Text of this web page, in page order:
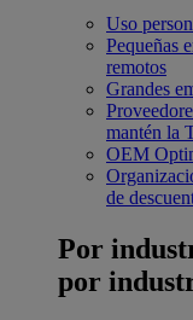
Uso
Pequeñas
remotos
Grandes
mantén la
OEM
de
Por
por